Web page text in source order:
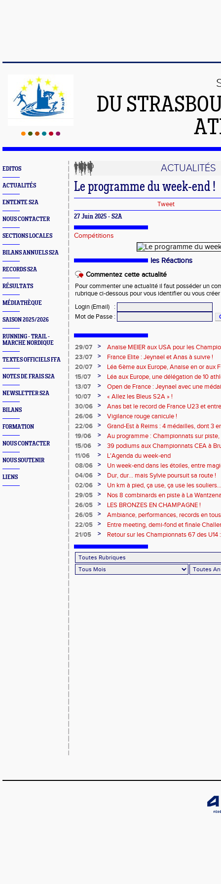
DU
EDITOS
ACTUALITÉS
ENTENTE S2A
NOUS CONTACTER
SECTIONS LOCALES
BILANS ANNUELS S2A
RECORDS S2A
RÉSULTATS
MÉDIATHÈQUE
SAISON 2025/2026
RUNNING - TRAIL -
MARCHE NORDIQUE
TEXTES OFFICIELS FFA
NOTES DE FRAIS S2A
NEWSLETTER S2A
BILANS
FORMATION
NOUS CONTACTER
NOUS SOUTENIR
LIENS
ACTUALITÉS
Le programme du week-end !
Tweet
27 Juin 2025 - S2A
Compétitions
les Réactions
Commentez cette actualité
Pour commenter une actualité il faut posséder un
rubrique ci-dessous pour vous identifier ou vous
Login (Email)
:
Mot de Passe :
29/07 >
Anaïse MEIER aux USA pour les
23/07
>
France Elite : Jeynael et Anas à suivre !
20/07
>
Léa 6ème aux Europe, Anaise en or aux
15/07
>
Léa aux Europe, une délégation de 10
13/07
>
Open de France : Jeynael avec une
battus !
10/07 >
« Allez les Bleus S2A » !
30/06
>
Anas bat le record de France U23 et
26/06
>
Vigilance rouge canicule !
22/06
>
Grand-Est à Reims : 4 médailles, dont 3
19/06
>
Au programme : Championnats sur
canicule !
15/06 >
39 podiums aux Championnats CEA à
pour Benjamin à Reims !
11/06 >
L'Agenda du week-end
08/06
>
Un week-end dans les étoiles, entre
04/06
>
Dur, dur... mais Sylvie poursuit sa route !
02/06
>
Un km à pied, ça use, ça use les
29/05
>
Nos 8 combinards en piste à La
26/05
>
LES BRONZES EN CHAMPAGNE !
26/05
>
Ambiance, performances, records en
S2A ont brillé !
22/05 >
Entre meeting, demi-fond et finale
21/05
> Retour sur les Championnats 67 des U14